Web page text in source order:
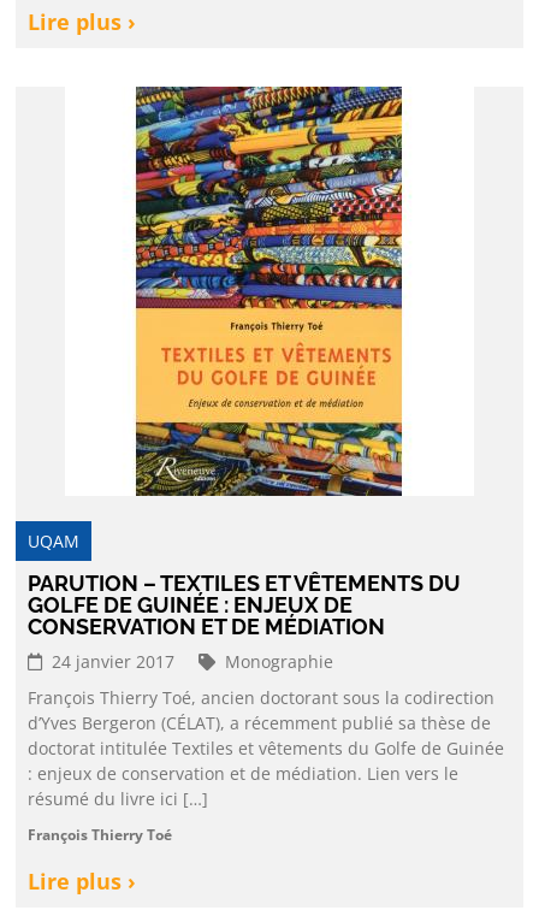
Lire plus ›
UQAM
PARUTION – TEXTILES ET VÊTEMENTS DU
GOLFE DE GUINÉE : ENJEUX DE
CONSERVATION ET DE MÉDIATION
24 janvier 2017
Monographie
François Thierry Toé, ancien doctorant sous la codirection
d’Yves Bergeron (CÉLAT), a récemment publié sa thèse de
doctorat intitulée Textiles et vêtements du Golfe de Guinée
: enjeux de conservation et de médiation. Lien vers le
résumé du livre ici […]
François Thierry Toé
Lire plus ›